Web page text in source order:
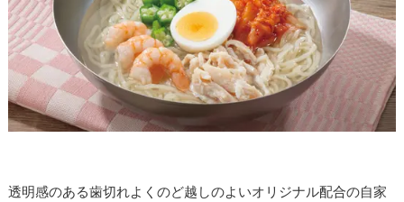
透明感のある歯切れよくのど越しのよいオリジナル配合の自家